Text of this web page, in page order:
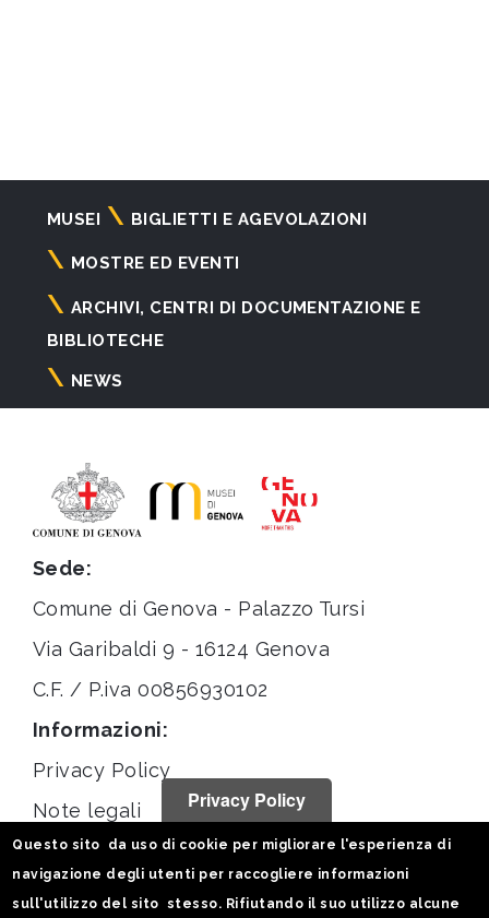
Navigazione
principale
MUSEI BIGLIETTI E AGEVOLAZIONI
MOSTRE ED EVENTI
ARCHIVI, CENTRI DI DOCUMENTAZIONE E
BIBLIOTECHE
NEWS
Sede:
Comune di Genova - Palazzo Tursi
Via Garibaldi 9 - 16124 Genova
C.F. / P.iva 00856930102
Informazioni:
Privacy Policy
Note legali
Statistiche
Seguici su:
Privacy Policy
Questo sito da uso di cookie per migliorare l'esperienza di
navigazione degli utenti per raccogliere informazioni
sull'utilizzo del sito stesso. Rifiutando il suo utilizzo alcune